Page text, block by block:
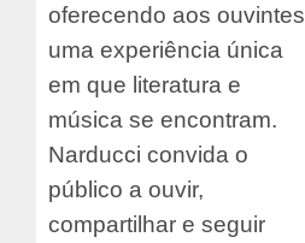
oferecendo aos ouvintes
uma experiência única
em que literatura e
música se encontram.
Narducci convida o
público a ouvir,
compartilhar e seguir